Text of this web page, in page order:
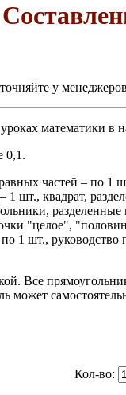
у менеджеров
математики в
0,1.
частей – по 1
1 шт., квадрат,
разделенные
"целое",
шт., руководство
Все
Кол-во: